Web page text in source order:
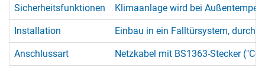
Sicherheitsfunktionen Klimaanlage wird bei
Installation Einbau in ein Falltürsystem, durch
Anschlussart Netzkabel mit BS1363-Stecker